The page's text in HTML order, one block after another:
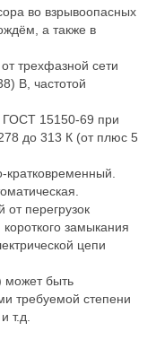
во взрывоопасных
а также в
трехфазной сети
В, частотой
ГОСТ 15150-69 при
до 313 К (от плюс 5
перегрузок
замыкания
цепи
может быть
требуемой степени
т.д.